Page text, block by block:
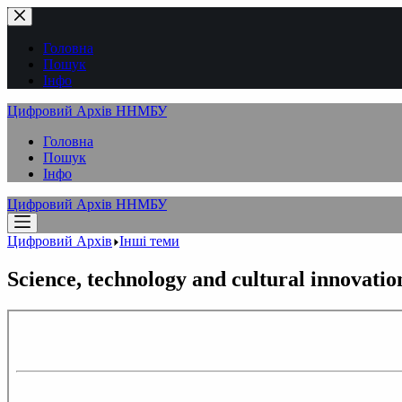
Перейти
до
вмістуГоловна
Пошук
Інфо
Цифровий Архів ННМБУ
Головна
Пошук
Інфо
Цифровий Архів ННМБУ
Цифровий Архів Інші теми
Science, technology and cultural